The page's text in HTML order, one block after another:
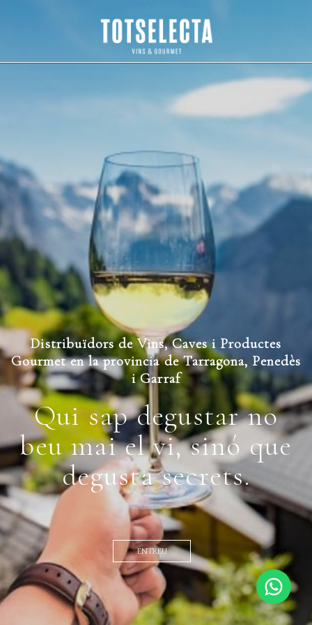
Distribuïdors de Vins, Caves i Productes
Gourmet en la provincia de Tarragona, Penedès
i Garraf
Qui sap degustar no
beu mai el vi, sinó que
degusta secrets.
ENTREU